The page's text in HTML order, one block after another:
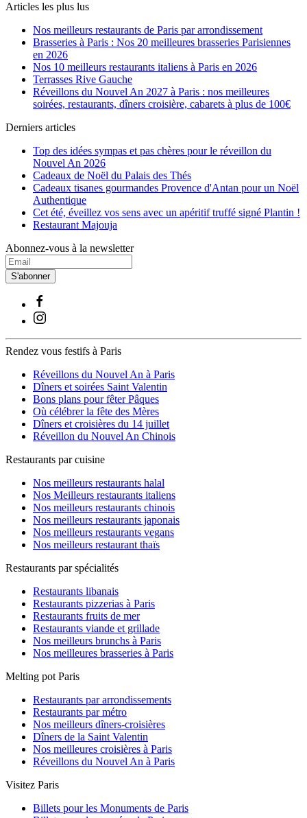
Articles les plus lus
Nos meilleurs restaurants de Paris par arrondissement
Brasseries à Paris : Nos 20 meilleures brasseries Parisiennes
en 2026
Nos 10 meilleurs restaurants italiens à Paris en 2026
Terrasses Rive Gauche
Réveillons du Nouvel An 2027 à Paris : nos meilleures
soirées, restaurants, dîners croisière, cabarets à plus de 100€
Derniers articles
Top des idées sympas et pas chères pour le réveillon du
Nouvel An 2026
Cadeaux de Noël du Palais des Thés
Cadeaux tisanes gourmandes Provence d'Antan pour un Noël
Authentique
Cet été, éveillez vos sens avec un apéritif truffé signé Plantin !
Restaurant Majouja
Abonnez-vous à la newsletter
S'abonner
Rendez vous festifs à Paris
Réveillons du Nouvel An à Paris
Dîners et soirées Saint Valentin
Bons plans pour fêter Pâques
Où célébrer la fête des Mères
Dîners et croisières du 14 juillet
Réveillon du Nouvel An Chinois
Restaurants par cuisine
Nos meilleurs restaurants halal
Nos Meilleurs restaurants italiens
Nos meilleurs restaurants chinois
Nos meilleurs restaurants japonais
Nos meilleurs restaurants vegans
Nos meilleurs restaurant thaïs
Restaurants par spécialités
Restaurants libanais
Restaurants pizzerias à Paris
Restaurants fruits de mer
Restaurants viande et grillade
Nos meilleurs brunchs à Paris
Nos meilleures brasseries à Paris
Melting pot Paris
Restaurants par arrondissements
Restaurants par métro
Nos meilleurs dîners-croisières
Dîners de la Saint Valentin
Nos meilleures croisières à Paris
Réveillons du Nouvel An à Paris
Visitez Paris
Billets pour les Monuments de Paris